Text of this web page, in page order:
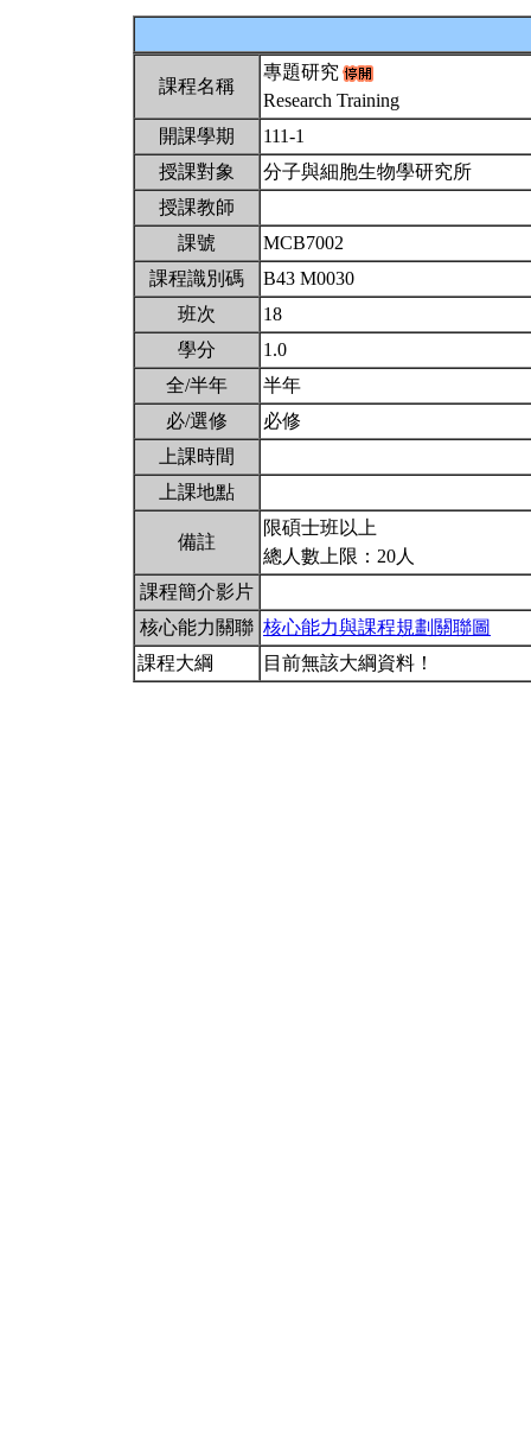
課程名稱
專題研究
Research Training
開課學期
111-1
授課對象
分子與細胞生物學研究所
授課教師
課號
MCB7002
課程識別碼
B43 M0030
班次
18
學分
1.0
全/半年
半年
必/選修
必修
上課時間
上課地點
備註
限碩士班以上
總人數上限：20人
課程簡介影片
核心能力關聯 核心能力與課程規劃關聯圖
課程大綱
目前無該大綱資料！